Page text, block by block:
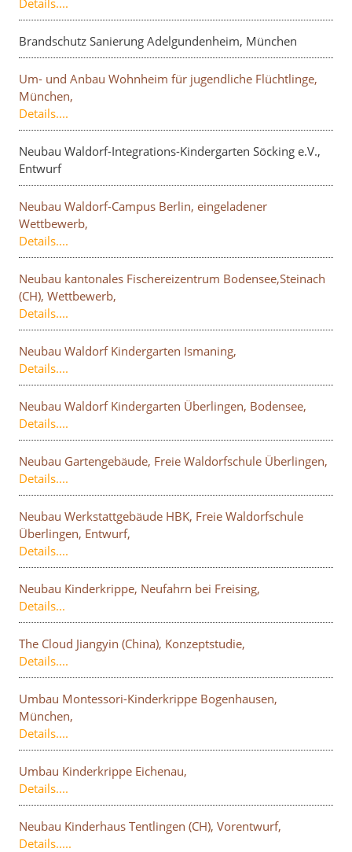
Brandschutz Sanierung Adelgundenheim, München
Um- und Anbau Wohnheim für jugendliche Flüchtlinge,
München,
Details....
Neubau Waldorf-Integrations-Kindergarten Söcking e.V.,
Entwurf
Neubau Waldorf-Campus Berlin, eingeladener
Wettbewerb,
Details....
Neubau kantonales Fischereizentrum Bodensee,Steinach
(CH), Wettbewerb,
Details....
Neubau Waldorf Kindergarten Ismaning,
Details....
Neubau Waldorf Kindergarten Überlingen, Bodensee,
Details....
Neubau Gartengebäude, Freie Waldorfschule Überlingen,
Details....
Neubau Werkstattgebäude HBK, Freie Waldorfschule
Überlingen, Entwurf,
Details....
Neubau Kinderkrippe, Neufahrn bei Freising,
Details...
The Cloud Jiangyin (China), Konzeptstudie,
Details....
Umbau Montessori-Kinderkrippe Bogenhausen,
München,
Details....
Umbau Kinderkrippe Eichenau,
Details....
Neubau Kinderhaus Tentlingen (CH), Vorentwurf,
Details.....